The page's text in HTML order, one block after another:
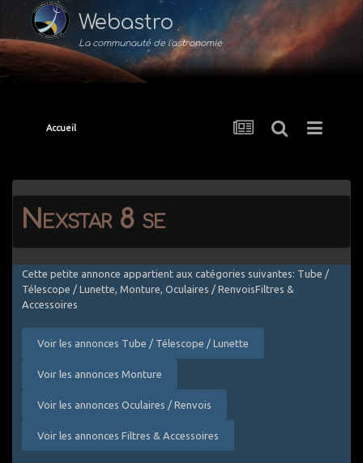
Webastro
La communauté de l'astronomie
Accueil
Nexstar 8 se
Cette petite annonce appartient aux catégories suivantes: Tube /
Télescope / Lunette, Monture, Oculaires / RenvoisFiltres &
Accessoires
Voir les annonces Tube / Télescope / Lunette
Voir les annonces Monture
Voir les annonces Oculaires / Renvois
Voir les annonces Filtres & Accessoires